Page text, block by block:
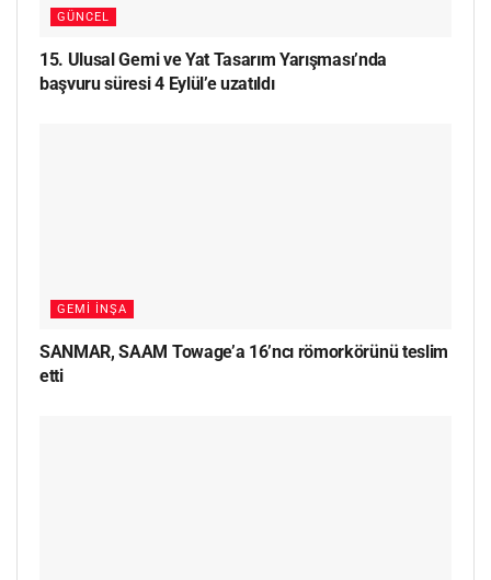
GÜNCEL
15. Ulusal Gemi ve Yat Tasarım Yarışması’nda
başvuru süresi 4 Eylül’e uzatıldı
GEMI İNŞA
SANMAR, SAAM Towage’a 16’ncı römorkörünü teslim
etti